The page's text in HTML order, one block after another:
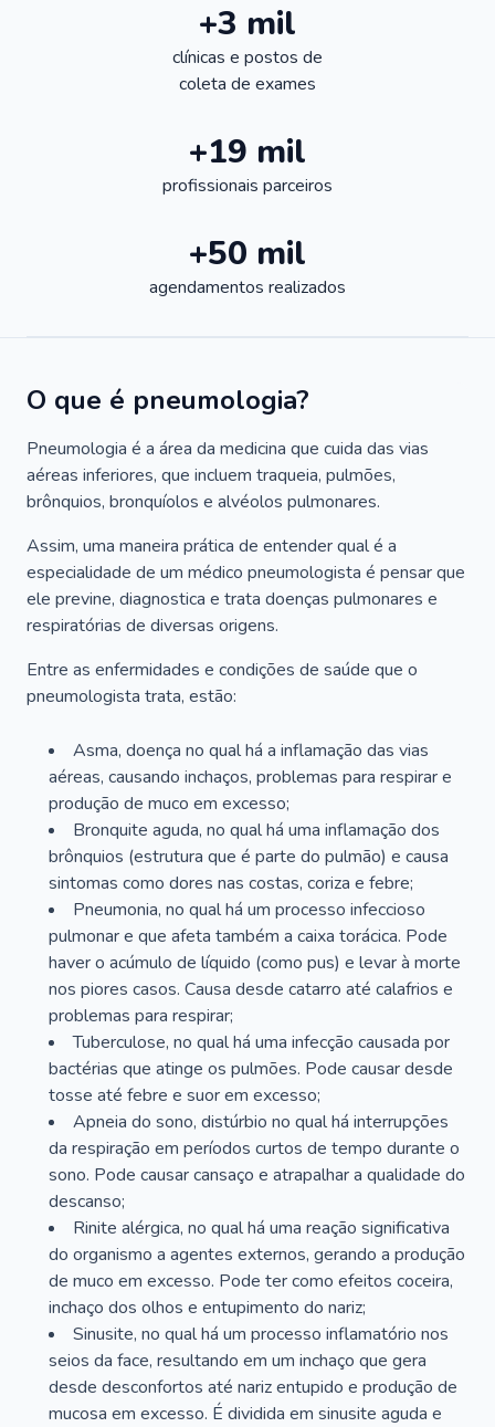
+3 mil
clínicas e postos de
coleta de exames
+19 mil
profissionais parceiros
+50 mil
agendamentos realizados
O que é pneumologia?
Pneumologia é a área da medicina que cuida das vias
aéreas inferiores, que incluem traqueia, pulmões,
brônquios, bronquíolos e alvéolos pulmonares.
Assim, uma maneira prática de entender qual é a
especialidade de um médico pneumologista é pensar que
ele previne, diagnostica e trata doenças pulmonares e
respiratórias de diversas origens.
Entre as enfermidades e condições de saúde que o
pneumologista trata, estão:
Asma, doença no qual há a inflamação das vias
aéreas, causando inchaços, problemas para respirar e
produção de muco em excesso;
Bronquite aguda, no qual há uma inflamação dos
brônquios (estrutura que é parte do pulmão) e causa
sintomas como dores nas costas, coriza e febre;
Pneumonia, no qual há um processo infeccioso
pulmonar e que afeta também a caixa torácica. Pode
haver o acúmulo de líquido (como pus) e levar à morte
nos piores casos. Causa desde catarro até calafrios e
problemas para respirar;
Tuberculose, no qual há uma infecção causada por
bactérias que atinge os pulmões. Pode causar desde
tosse até febre e suor em excesso;
Apneia do sono, distúrbio no qual há interrupções
da respiração em períodos curtos de tempo durante o
sono. Pode causar cansaço e atrapalhar a qualidade do
descanso;
Rinite alérgica, no qual há uma reação significativa
do organismo a agentes externos, gerando a produção
de muco em excesso. Pode ter como efeitos coceira,
inchaço dos olhos e entupimento do nariz;
Sinusite, no qual há um processo inflamatório nos
seios da face, resultando em um inchaço que gera
desde desconfortos até nariz entupido e produção de
mucosa em excesso. É dividida em sinusite aguda e